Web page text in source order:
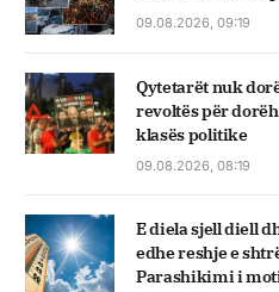
09.08.2026, 09:19
Qytetarët nuk
revoltës për
klasës politike
09.08.2026, 08:19
E diela sjell diell
edhe reshje e
Parashikimi i